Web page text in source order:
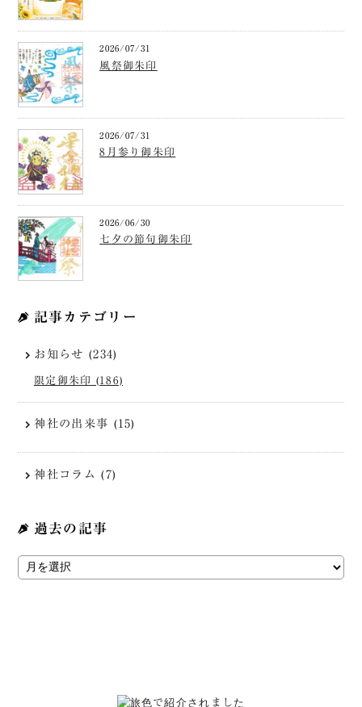
2026/07/31
風祭御朱印
2026/07/31
8月参り御朱印
2026/06/30
七夕の節句御朱印
記事カテゴリー
お知らせ (234)
限定御朱印 (186)
神社の出来事 (15)
神社コラム (7)
過去の記事